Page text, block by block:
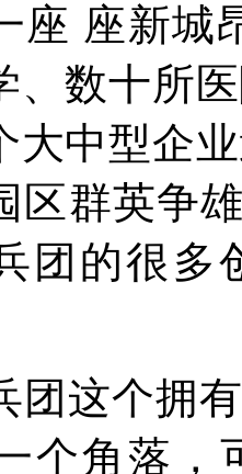
座 座新城
、数十所
大中型企
区群英争
的很多
团这个拥
个角落，